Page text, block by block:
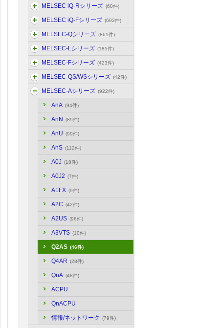
MELSEC iQ-Rシリーズ (60件)
MELSEC iQ-Fシリーズ (693件)
MELSEC-Qシリーズ (861件)
MELSEC-Lシリーズ (185件)
MELSEC-Fシリーズ (423件)
MELSEC-QS/WSシリーズ (42件)
MELSEC-Aシリーズ (922件)
AnA (94件)
AnN (89件)
AnU (99件)
AnS (112件)
A0J (18件)
A0J2 (7件)
A1FX (9件)
A2C (42件)
A2US (96件)
A3VTS (10件)
Q2AS (46件)
Q4AR (28件)
QnA (48件)
ACPU
QnACPU
情報/ネットワーク (79件)